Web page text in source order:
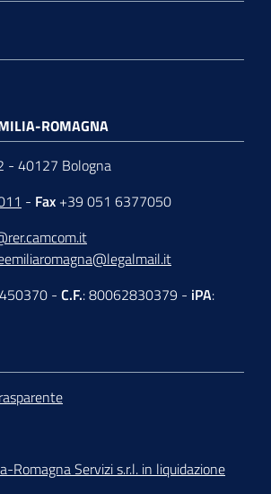
ROMAGNA
- 40127 Bologna
- Fax +39 051 6377050
- C.F.: 80062830379 - iPA:
Romagna Servizi s.r.l. in liquidazione